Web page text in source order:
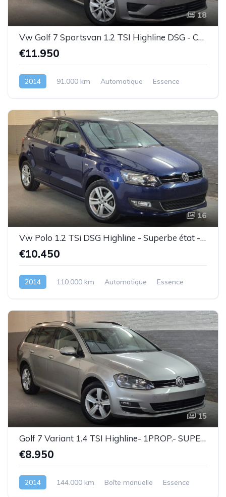
18
Vw Golf 7 Sportsvan 1.2 TSI Highline DSG - Cuir-1prop.- Garantie
€11.950
2014 91.000 km Automatique Essence
16
Vw Polo 1.2 TSi DSG Highline - Superbe état - Garantie
€10.450
2014 110.000 km Automatique Essence
15
Golf 7 Variant 1.4 TSI Highline- 1PROP.- SUPERBE ETAT !!! - Garantie
€8.950
2014 144.000 km Boîte manuelle Essence